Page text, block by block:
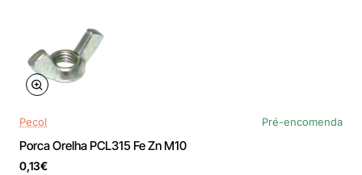
Pecol Pré-encomenda
Porca Orelha PCL315 Fe Zn M10
0,13€